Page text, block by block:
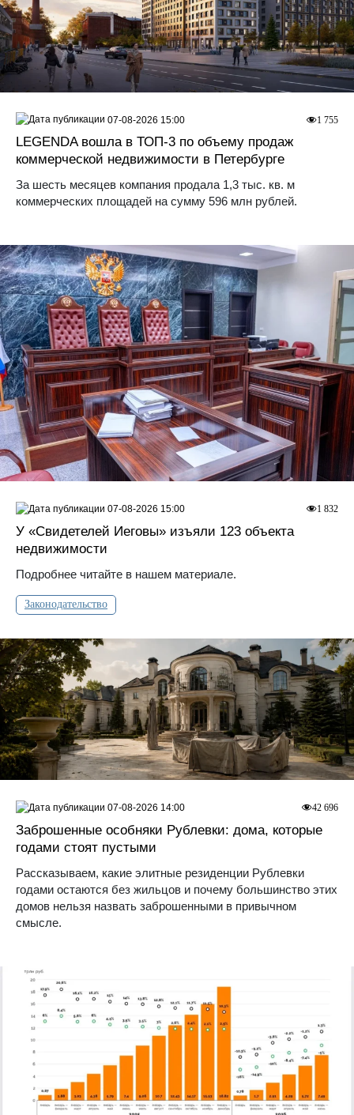
LEGENDA вошла в ТОП-3 по объему продаж
коммерческой недвижимости в Петербурге
За шесть месяцев компания продала 1,3 тыс. кв. м
коммерческих площадей на сумму 596 млн рублей.
1 755
07-08-2026 15:00
У «Свидетелей Иеговы» изъяли 123 объекта
недвижимости
Подробнее читайте в нашем материале.
Законодательство
1 832
07-08-2026 15:00
Заброшенные особняки Рублевки: дома, которые
годами стоят пустыми
Рассказываем, какие элитные резиденции Рублевки
годами остаются без жильцов и почему большинство этих
домов нельзя назвать заброшенными в привычном
смысле.
42 696
07-08-2026 14:00